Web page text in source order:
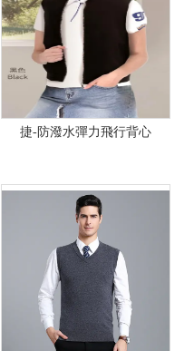
捷-防潑水彈力飛行背心